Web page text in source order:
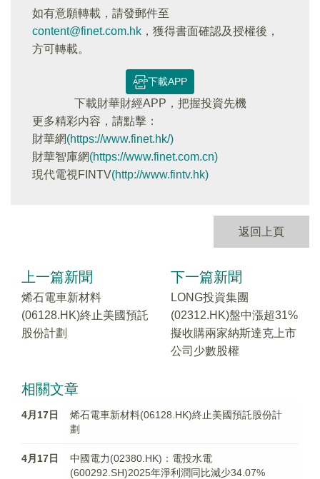
如有意願轉載，請發郵件至
content@finet.com.hk ，獲得書面確認及授權後，
方可轉載。
下載APP
下載財華財經APP，把握投資先機
更多精彩内容，請點擊：
財華網(https://www.finet.hk/)
財華智庫網(https://www.finet.com.cn)
現代電視FINTV(http://www.fintv.hk)
返回上頁
上一篇新聞
烯石電車新材料
(06128.HK)終止美國預託
股份計劃
下一篇新聞
LONG投資集團
(02312.HK)盤中漲超31%
擬收購兩家納斯達克上市
公司少數股權
相關文章
4月17日
烯石電車新材料(06128.HK)終止美國預託股份計
劃
4月17日
中國電力(02380.HK)：電投水電
(600292.SH)2025年淨利潤同比減少34.07%